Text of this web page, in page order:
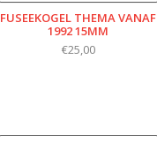
FUSEEKOGEL THEMA VANAF
1992 15MM
€25,00